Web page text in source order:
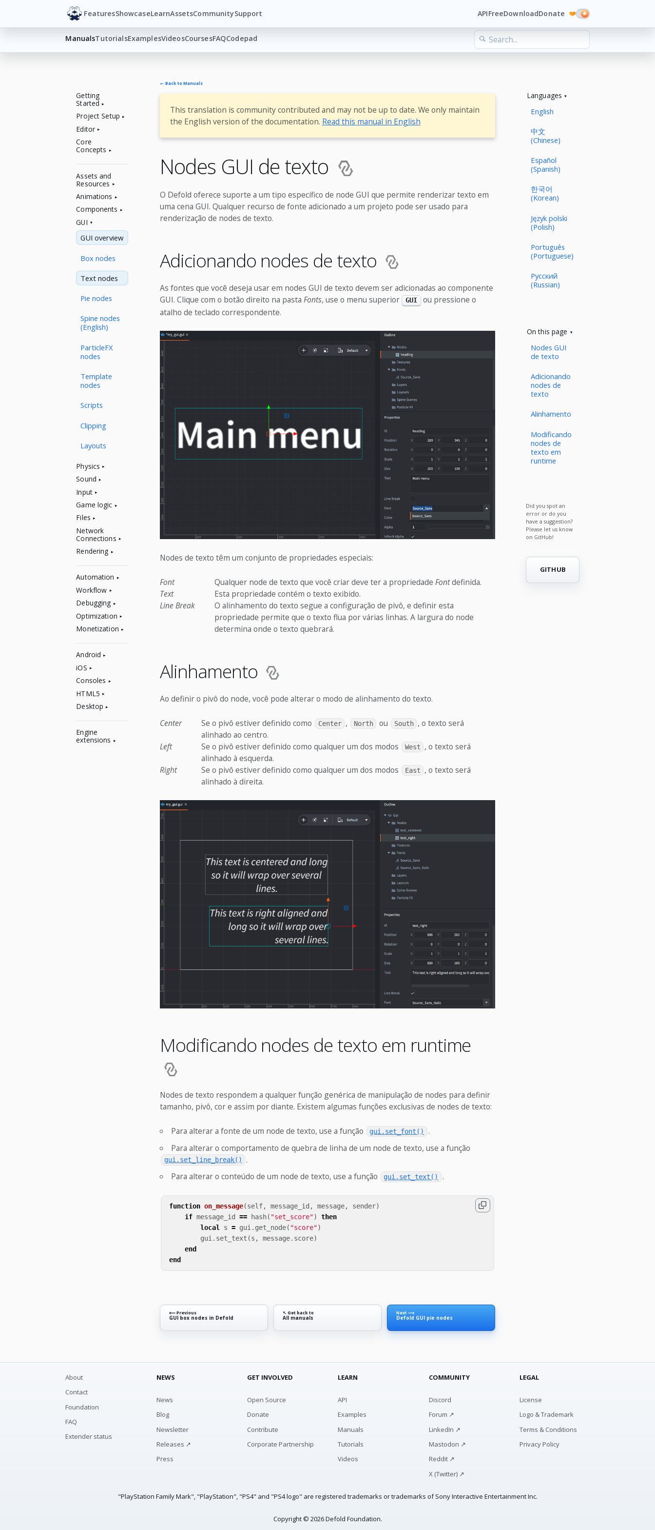
FeaturesShowcaseLearnAssetsCommunitySupport APIFreeDownloadDonate ❤️
ManualsTutorialsExamplesVideosCoursesFAQCodepad
Getting
Started
Project Setup
Editor
Core
Concepts
Assets and
Resources
Animations
Components
GUI
GUI overview
Box nodes
Text nodes
Pie nodes
Spine nodes
(English)
ParticleFX
nodes
Template
nodes
Scripts
Clipping
Layouts
Physics
Sound
Input
Game logic
Files
Network
Connections
Rendering
Automation
Workflow
Debugging
Optimization
Monetization
Android
iOS
Consoles
HTML5
Desktop
Engine
extensions
← Back to Manuals
This translation is community contributed and may not be up to date. We only maintain
the English version of the documentation. Read this manual in English
Nodes GUI de texto
O Defold oferece suporte a um tipo específico de node GUI que permite renderizar texto em
uma cena GUI. Qualquer recurso de fonte adicionado a um projeto pode ser usado para
renderização de nodes de texto.
Adicionando nodes de texto
As fontes que você deseja usar em nodes GUI de texto devem ser adicionadas ao componente
GUI. Clique com o botão direito na pasta Fonts, use o menu superior GUI ou pressione o
atalho de teclado correspondente.
Nodes de texto têm um conjunto de propriedades especiais:
Font Qualquer node de texto que você criar deve ter a propriedade Fontdefinida.
Text
Esta propriedade contém o texto exibido.
Line Break
O alinhamento do texto segue a configuração de pivô, e definir esta
propriedade permite que o texto flua por várias linhas. A largura do node
determina onde o texto quebrará.
Alinhamento
Ao definir o pivô do node, você pode alterar o modo de alinhamento do texto.
Center Se o pivô estiver definido como Center , North ou South , o texto será
alinhado ao centro.
Left
Se o pivô estiver definido como qualquer um dos modos West
, o texto será
alinhado à esquerda.
Right
Se o pivô estiver definido como qualquer um dos modos East
, o texto será
alinhado à direita.
Modificando nodes de texto em runtime
Nodes de texto respondem a qualquer função genérica de manipulação de nodes para definir
tamanho, pivô, cor e assim por diante. Existem algumas funções exclusivas de nodes de texto:
Para alterar a fonte de um node de texto, use a função gui.set_font()
.
Para alterar o comportamento de quebra de linha de um node de texto, use a função
gui.set_line_break()
.
Para alterar o conteúdo de um node de texto, use a função
gui.set_text() .
function on_message(self, message_id , message, sender)
if message_id == hash( "set_score")
then
local s = gui. get_node( "score")
gui. set_text (s , message. score)
end
end
⟵ Previous
GUI box nodes in Defold
↖ Get back to
All manuals
Next ⟶
Defold GUI pie nodes
Languages
English
中文
(Chinese)
Español
(Spanish)
한국어
(Korean)
Język polski
(Polish)
Português
(Portuguese)
Русский
(Russian)
On this page
Nodes GUI
de texto
Adicionando
nodes de
texto
Alinhamento
Modificando
nodes de
texto em
runtime
Did you spot an
error or do you
have a suggestion?
Please let us know
on GitHub!
GITHUB
About
Contact
Foundation
FAQ
Extender status
NEWS
News
Blog
Newsletter
Releases ↗
Press
GET INVOLVED
Open Source
Donate
Contribute
Corporate Partnership
LEARN
API
Examples
Manuals
Tutorials
Videos
COMMUNITY
Discord
Forum ↗
LinkedIn ↗
Mastodon ↗
Reddit ↗
X (Twitter) ↗
LEGAL
License
Logo & Trademark
Terms & Conditions
Privacy Policy
"PlayStation Family Mark", "PlayStation", "PS4" and "PS4 logo" are registered trademarks or trademarks of Sony Interactive Entertainment Inc.
Copyright © 2026 Defold Foundation.